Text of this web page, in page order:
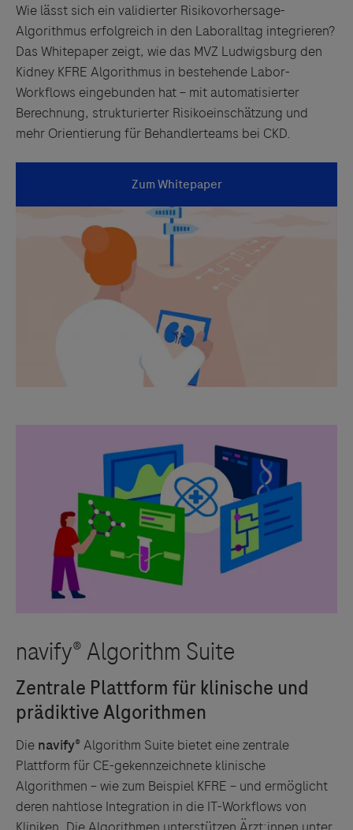
Wie lässt sich ein validierter Risikovorhersage-
Algorithmus erfolgreich in den Laboralltag integrieren?
Das Whitepaper zeigt, wie das MVZ Ludwigsburg den
Kidney KFRE Algorithmus in bestehende Labor-
Workflows eingebunden hat – mit automatisierter
Berechnung, strukturierter Risikoeinschätzung und
mehr Orientierung für Behandlerteams bei CKD.
Die navify®Algorithm Suite bietet eine zentrale
Plattform für CE-gekennzeichnete klinische
Algorithmen – wie zum Beispiel KFRE – und ermöglicht
deren nahtlose Integration in die IT-Workflows von